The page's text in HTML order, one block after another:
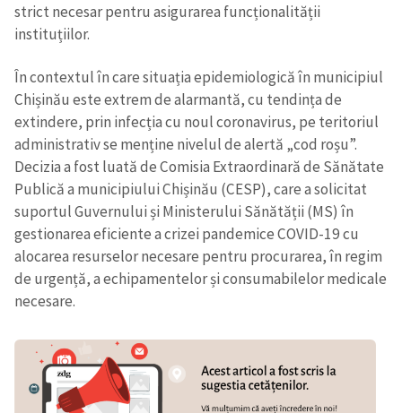
strict necesar pentru asigurarea funcționalității
instituțiilor.
În contextul în care situația epidemiologică în municipiul
Chișinău este extrem de alarmantă, cu tendința de
extindere, prin infecția cu noul coronavirus, pe teritoriul
administrativ se menține nivelul de alertă „cod roșu”.
Decizia a fost luată de Comisia Extraordinară de Sănătate
Publică a municipiului Chișinău (CESP), care a solicitat
suportul Guvernului și Ministerului Sănătății (MS) în
gestionarea eficiente a crizei pandemice COVID-19 cu
alocarea resurselor necesare pentru procurarea, în regim
de urgență, a echipamentelor și consumabilelor medicale
necesare.